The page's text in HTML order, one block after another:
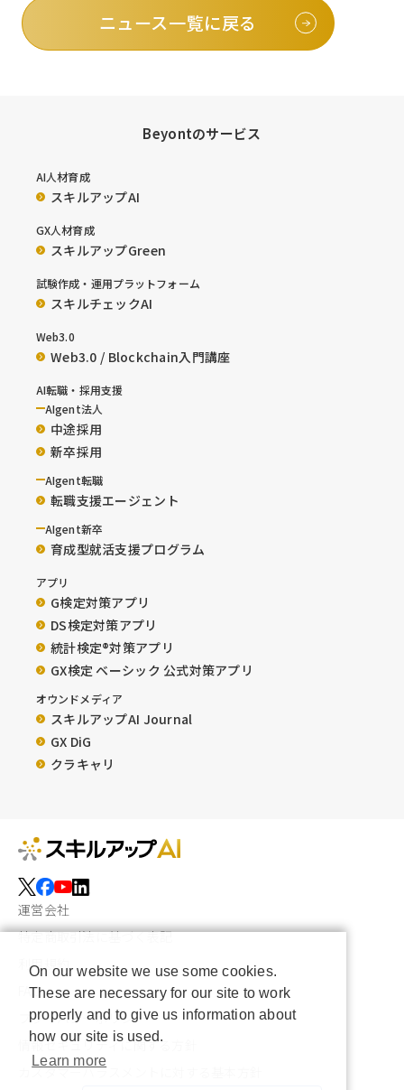
ニュース一覧に戻る
Beyontのサービス
AI人材育成
スキルアップAI
GX人材育成
スキルアップGreen
試験作成・運用プラットフォーム
スキルチェックAI
Web3.0
Web3.0 / Blockchain入門講座
AI転職・採用支援
AIgent法人
中途採用
新卒採用
AIgent転職
転職支援エージェント
AIgent新卒
育成型就活支援プログラム
アプリ
G検定対策アプリ
DS検定対策アプリ
統計検定®︎対策アプリ
GX検定 ベーシック 公式対策アプリ
オウンドメディア
スキルアップAI Journal
GX DiG
クラキャリ
運営会社
特定商取引法に基づく表記
利用規約
FAQ
プライバシーポリシー
情報セキュリティに関する方針
カスタマーハラスメントに対する基本方針
On our website we use some cookies.
These are necessary for our site to work
properly and to give us information about
how our site is used.
Learn more